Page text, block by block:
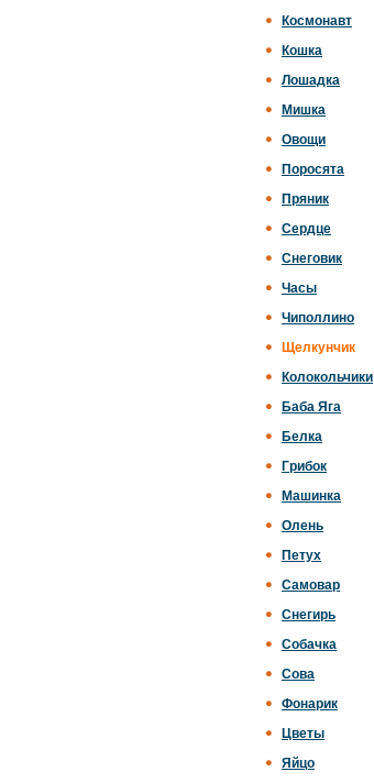
Космонавт
Кошка
Лошадка
Мишка
Овощи
Поросята
Пряник
Сердце
Снеговик
Часы
Чиполлино
Щелкунчик
Колокольчики
Баба Яга
Белка
Грибок
Машинка
Олень
Петух
Самовар
Снегирь
Собачка
Сова
Фонарик
Цветы
Яйцо